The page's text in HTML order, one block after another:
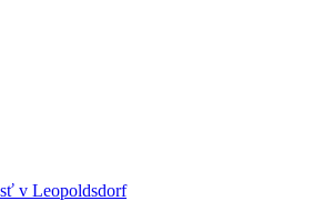
v Leopoldsdorf